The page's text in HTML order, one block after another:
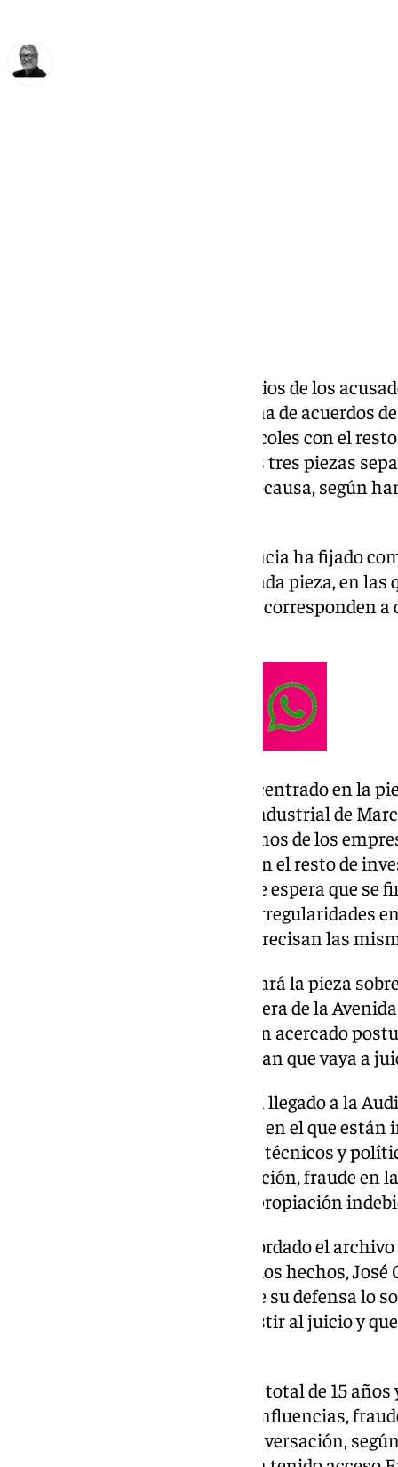
y las defensas de varios de los
avanzado este martes en la firma de acuerdos
confirmarse este próximo miércoles con el
evitarían ir a juicio en dos de las tres piezas
Granada ha dividido esta macrocausa, según
La Sección Primera de la Audiencia ha fijado
miércoles y jueves, un día por cada pieza, en
procesales y a los acusados que corresponden
La sesión de este martes se ha centrado en la
irregularidades en el polígono industrial de
la firma de un acuerdo con algunos de los
mañana cuando se confirme con el resto de
hoy no han acudido. También se espera que se
conformidad en la pieza sobre irregularidades
Urbanización Novosur, según precisan las
En la sesión del jueves se abordará la pieza
en la construcción de la gasolinera de la
aunque en esta última no se han acercado
fuentes consultadas no descartan que vaya a
ha llegado a la
años de instrucción, en un caso en el que
de personas entre empresarios, técnicos y
tráfico de influencias, prevaricación, fraude en
caudales públicos, cohecho y apropiación
La Audiencia de Granada ha acordado el
en Alhendín en el momento de los hechos, José
recobre la salud» después de que su defensa lo
dolencias» que le «impiden» asistir al juicio y
La Fiscalía solicitaba para él un total de 15
presuntos delitos de tráfico de influencias,
prevaricación urbanística y malversación,